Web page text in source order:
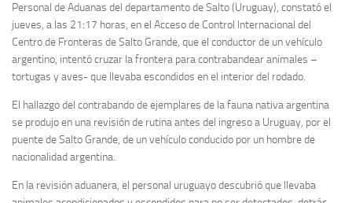
Personal de Aduanas del departamento de Salto (Uruguay), constató el
jueves, a las 21:17 horas, en el Acceso de Control Internacional del
Centro de Fronteras de Salto Grande, que el conductor de un vehículo
argentino, intentó cruzar la frontera para contrabandear animales –
tortugas y aves- que llevaba escondidos en el interior del rodado.
El hallazgo del contrabando de ejemplares de la fauna nativa argentina
se produjo en una revisión de rutina antes del ingreso a Uruguay, por el
puente de Salto Grande, de un vehículo conducido por un hombre de
nacionalidad argentina.
En la revisión aduanera, el personal uruguayo descubrió que llevaba